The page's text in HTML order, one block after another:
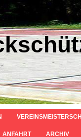
ANFAHRT ARCHIV